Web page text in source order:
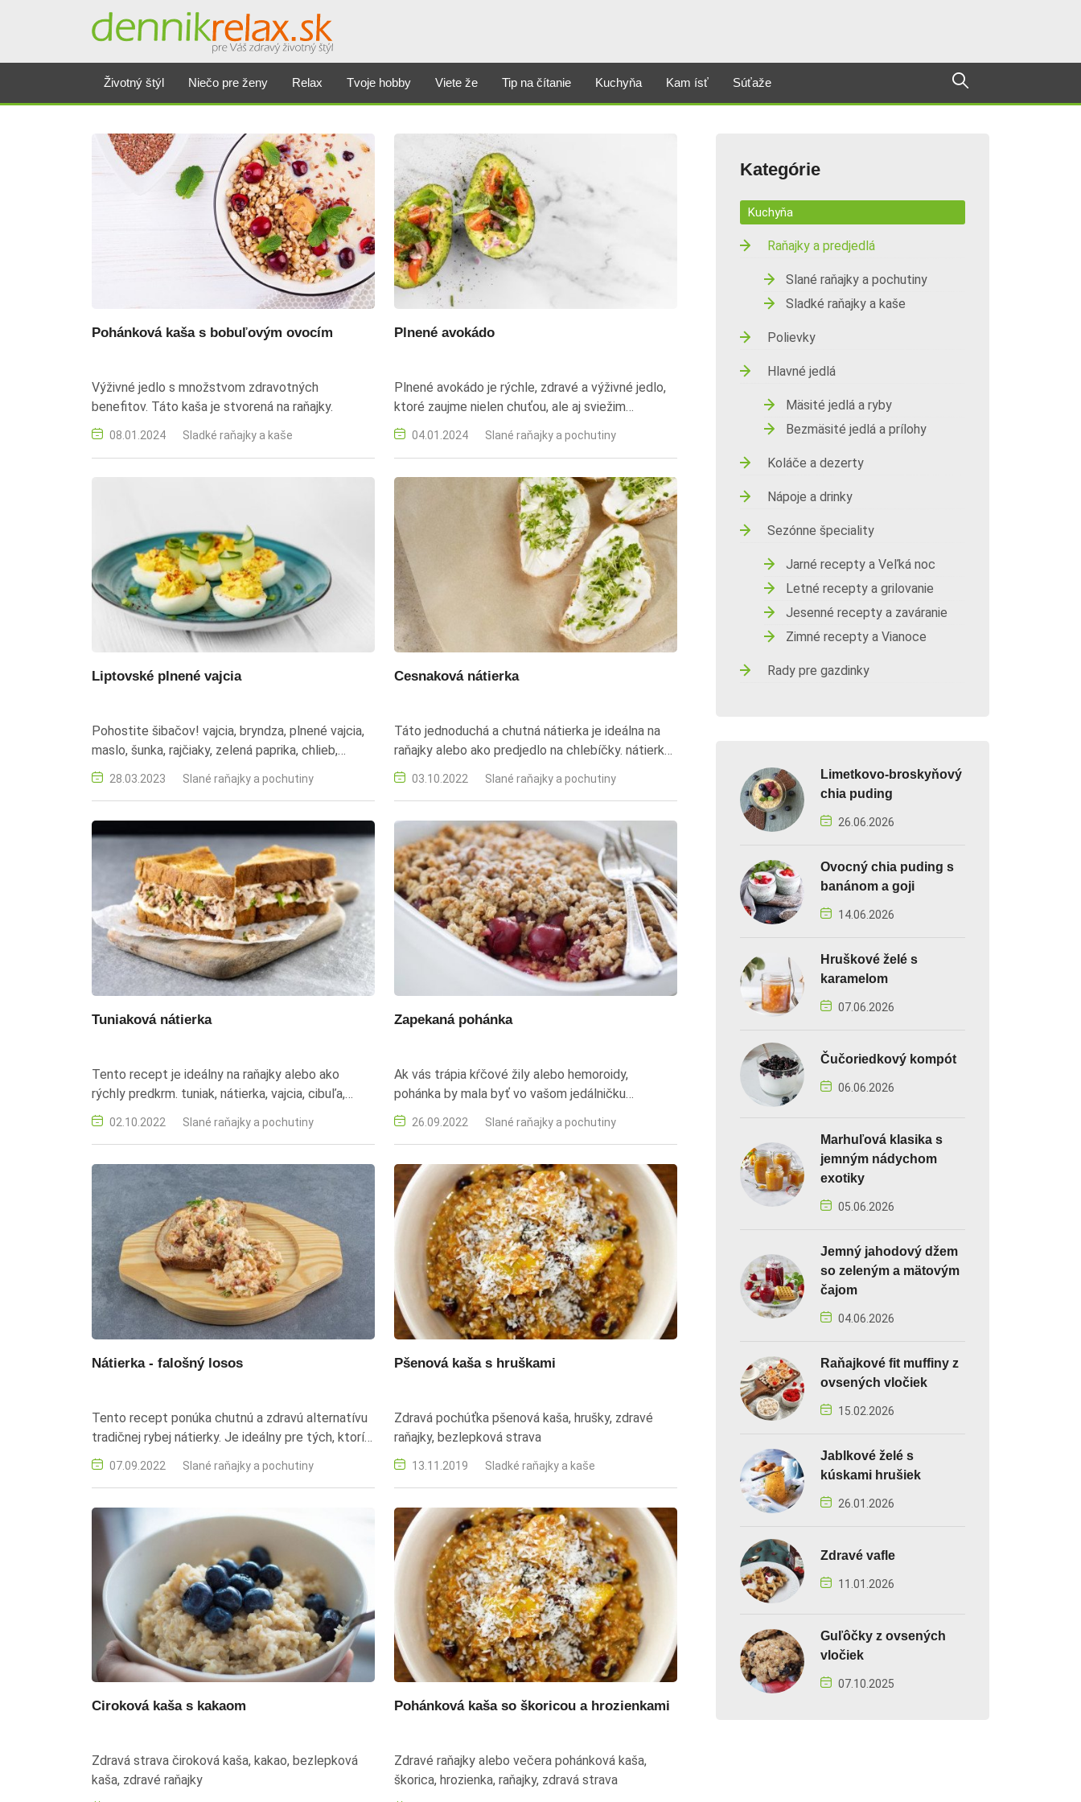
Dennikrelax
Životný štýl Niečo pre ženy Relax Tvoje hobby Viete že Tip na čítanie Kuchyňa Kam ísť Súťaže
Pohánková kaša s bobuľovým ovocím
Výživné jedlo s množstvom zdravotných
benefitov. Táto kaša je stvorená na raňajky.
08.01.2024 Sladké raňajky a kaše
Plnené avokádo
Plnené avokádo je rýchle, zdravé a výživné jedlo,
ktoré zaujme nielen chuťou, ale aj sviežim
vzhľadom.
04.01.2024 Slané raňajky a pochutiny
Liptovské plnené vajcia
Pohostite šibačov! vajcia, bryndza, plnené vajcia,
maslo, šunka, rajčiaky, zelená paprika, chlieb,
studený predjedlo, jednoduchý recept, slovenská
kuchyňa, rýchle jedlo, nátierka
28.03.2023 Slané raňajky a pochutiny
Cesnaková nátierka
Táto jednoduchá a chutná nátierka je ideálna na
raňajky alebo ako predjedlo na chlebíčky. nátierka,
cesnak, syrokrém, maslo, mlieko, pažítka, raňajky,
03.10.2022 Slané raňajky a pochutiny
Tuniaková nátierka
Tento recept je ideálny na raňajky alebo ako
rýchly predkrm. tuniak, nátierka, vajcia, cibuľa,
horčica, maslo, predkrm, pečivo, zdravé
02.10.2022 Slané raňajky a pochutiny
Zapekaná pohánka
Ak vás trápia kŕčové žily alebo hemoroidy,
pohánka by mala byť vo vašom jedálničku
zastúpená pravidelne.
26.09.2022 Slané raňajky a pochutiny
Nátierka - falošný losos
Tento recept ponúka chutnú a zdravú alternatívu
tradičnej rybej nátierky. Je ideálny pre tých, ktorí
hľadajú ľahký a výživný pokrm na raňajky alebo
večeru.​ nátierka, falošný losos, mrkva, smotanový
večer
07.09.2022 Slané raňajky a pochutiny
Pšenová kaša s hruškami
Zdravá pochúťka pšenová kaša, hrušky, zdravé
raňajky, bezlepková strava
13.11.2019 Sladké raňajky a kaše
Ciroková kaša s kakaom
Zdravá strava čiroková kaša, kakao, bezlepková
kaša, zdravé raňajky
Pohánková kaša so škoricou a hrozienkami
Zdravé raňajky alebo večera pohánková kaša,
škorica, hrozienka, raňajky, zdravá strava
Kategórie
Kuchyňa
Raňajky a predjedlá
Slané raňajky a pochutiny
Sladké raňajky a kaše
Polievky
Hlavné jedlá
Mäsité jedlá a ryby
Bezmäsité jedlá a prílohy
Koláče a dezerty
Nápoje a drinky
Sezónne špeciality
Jarné recepty a Veľká noc
Letné recepty a grilovanie
Jesenné recepty a zaváranie
Zimné recepty a Vianoce
Rady pre gazdinky
Limetkovo-broskyňový
chia puding
26.06.2026
Ovocný chia puding s
banánom a goji
14.06.2026
Hruškové želé s
karamelom
07.06.2026
Čučoriedkový kompót
06.06.2026
Marhuľová klasika s
jemným nádychom
exotiky
05.06.2026
Jemný jahodový džem
so zeleným a mätovým
čajom
04.06.2026
Raňajkové fit muffiny z
ovsených vločiek
15.02.2026
Jablkové želé s
kúskami hrušiek
26.01.2026
Zdravé vafle
11.01.2026
Guľôčky z ovsených
vločiek
07.10.2025